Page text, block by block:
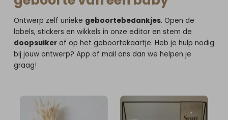
Ontwerp zelf unieke geboortebedankjes. Open de
labels, stickers en wikkels in onze editor en stem de
doopsuiker af op het geboortekaartje. Heb je hulp nodig
bij jouw ontwerp? App of mail ons dan we helpen je
graag!